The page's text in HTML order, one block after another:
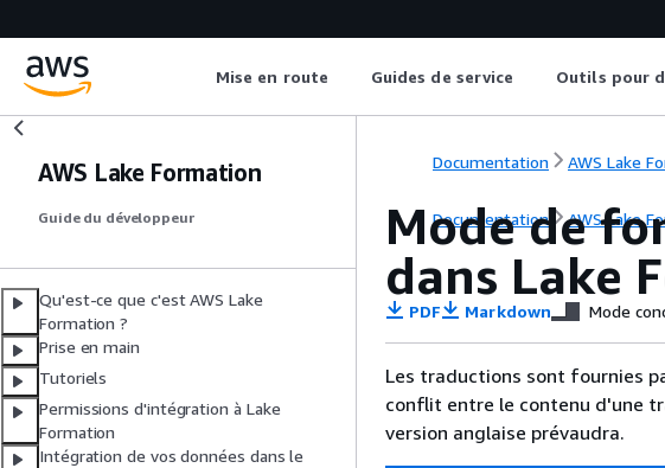
Mise en route Guides de service Outils pour
AWS Lake Formation
Guide du développeur
Qu'est-ce que c'est AWS Lake
Formation ?
Prise en main
Tutoriels
Permissions d'intégration à Lake
Formation
Intégration de vos données dans le
Documentation AWS Lake
Documentation AWS Lake
Mode de
dans Lake
PDF Markdown Mode
Les traductions sont fournies
conflit entre le contenu d'une
version anglaise prévaudra.